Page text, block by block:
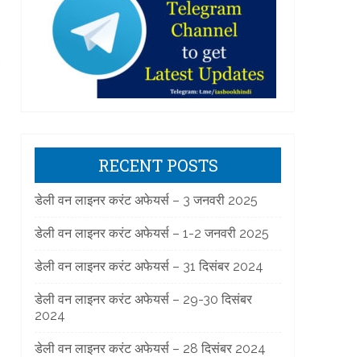
RECENT POSTS
डेली वन लाइनर करंट अफेयर्स – 3 जनवरी 2025
डेली वन लाइनर करंट अफेयर्स – 1-2 जनवरी 2025
डेली वन लाइनर करंट अफेयर्स – 31 दिसंबर 2024
डेली वन लाइनर करंट अफेयर्स – 29-30 दिसंबर
2024
डेली वन लाइनर करंट अफेयर्स – 28 दिसंबर 2024